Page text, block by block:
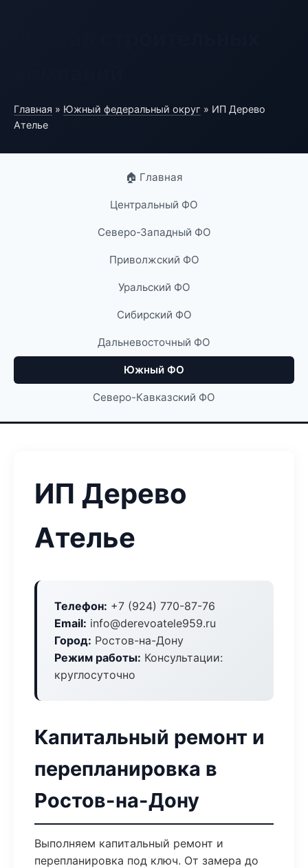
Главная » Южный федеральный округ » ИП Дерево
Ателье
🏠 Главная
Центральный ФО
Северо-Западный ФО
Приволжский ФО
Уральский ФО
Сибирский ФО
Дальневосточный ФО
Южный ФО
Северо-Кавказский ФО
ИП Дерево
Ателье
Телефон: +7 (924) 770-87-76
Email: info@derevoatele959.ru
Город: Ростов-на-Дону
Режим работы: Консультации:
круглосуточно
Капитальный ремонт и
перепланировка в
Ростов-на-Дону
Выполняем капитальный ремонт и
перепланировка под ключ. От замера до